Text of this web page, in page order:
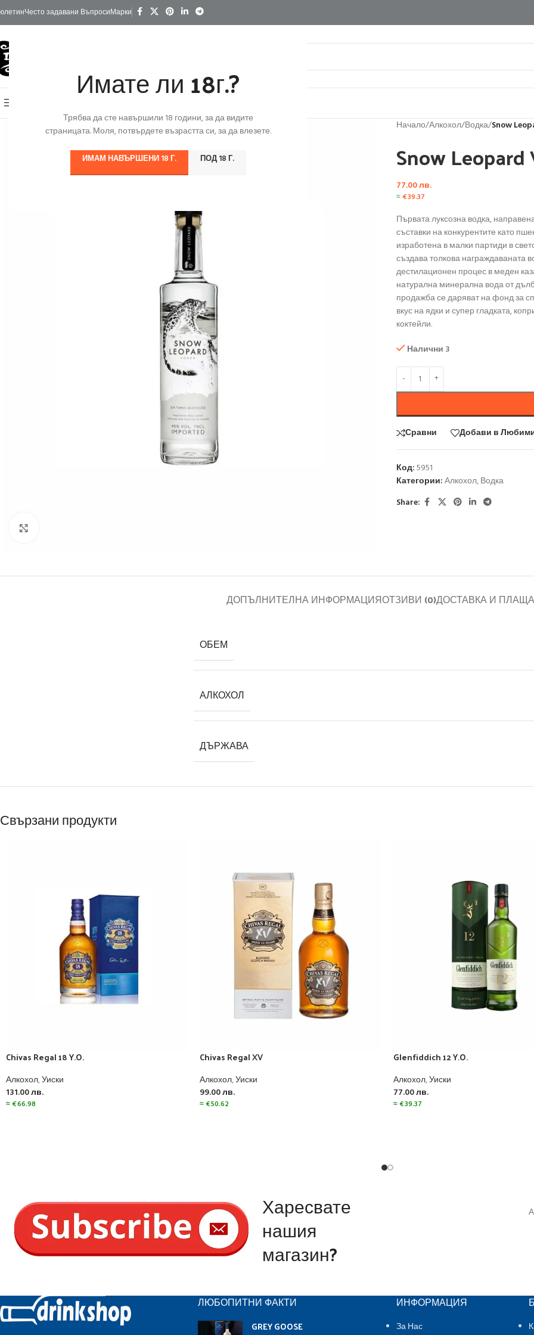
Имате ли 18г.?
Трябва да сте навършили 18 години, за да видите
страницата. Моля, потвърдете възрастта си, за да влезете.
ИМАМ НАВЪРШЕНИ 18 Г. ПОД 18 Г.
Често задавани ВъпросиМарки
Начало/Алкохол/Водка/Snow
Snow Leopard
77.00лв.
≈€39.37
Първата луксозна водка,
съставки на конкурентите като
изработена в малки партиди в
създава толкова награждаваната
дестилационен процес в меден
натурална минерална вода от
продажба се даряват на фонд за
вкус на ядки и супер гладката,
коктейли.
Налични 3
Сравни Добави в
Код:5951
Категории:Алкохол,Водка
Share:
ДОПЪЛНИТЕЛНА ИНФОРМАЦИЯОТЗИВИ (0)ДОСТАВКА И
ОБЕМ
АЛКОХОЛ
ДЪРЖАВА
Свързани продукти
Chivas Regal 18 Y.O.
Алкохол,Уиски
131.00лв.
≈€66.98
Chivas Regal XV
Алкохол,Уиски
99.00лв.
≈€50.62
Glenfiddich 12 Y.O.
Алкохол,Уиски
77.00лв.
≈€39.37
Харесвате
нашия
магазин?
ЛЮБОПИТНИ ФАКТИ
GREY GOOSE
ИНФОРМАЦИЯ
За Нас